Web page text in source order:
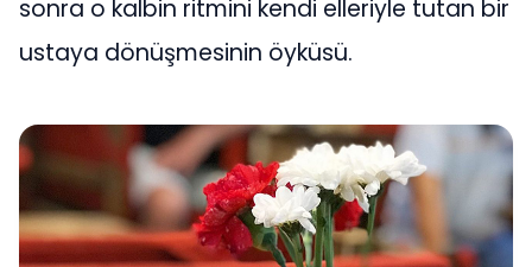
sonra o kalbin ritmini kendi elleriyle tutan bir
ustaya dönüşmesinin öyküsü.